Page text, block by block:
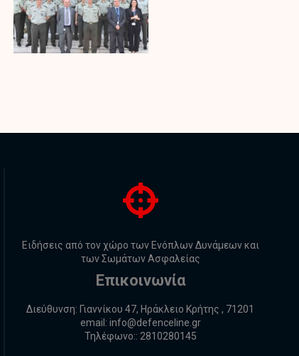
Ειδήσεις από τον χώρο των Ενόπλων Δυνάμεων και
των Σωμάτων Ασφαλείας
Επικοινωνία
Διεύθυνση: Γιαννίκου 47, Ηράκλειο Κρήτης , 71201
email: info@defenceline.gr
Τηλέφωνο:: 2810280145